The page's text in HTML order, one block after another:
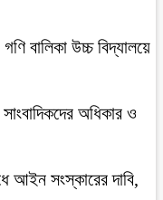
বালিকা উচ্চ বিদ্যালয়ে
অধিকার ও
আইন সংস্কারের দাবি,